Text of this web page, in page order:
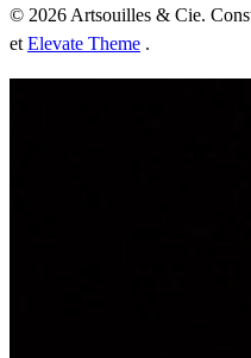
© 2026 Artsouilles & Cie.
et Elevate Theme .